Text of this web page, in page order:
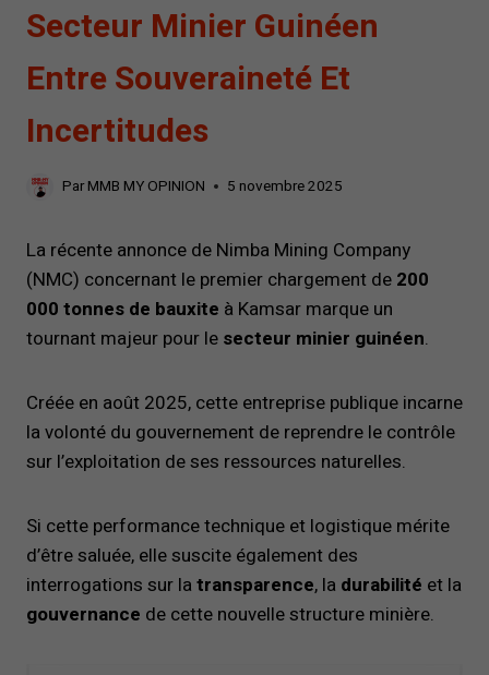
Secteur Minier Guinéen
Entre Souveraineté Et
Incertitudes
Par MMB MY OPINION 5 novembre 2025
La récente annonce de Nimba Mining Company
(NMC) concernant le premier chargement de 200
000 tonnes de bauxite à Kamsar marque un
tournant majeur pour le secteur minier guinéen.
Créée en août 2025, cette entreprise publique incarne
la volonté du gouvernement de reprendre le contrôle
sur l’exploitation de ses ressources naturelles.
Si cette performance technique et logistique mérite
d’être saluée, elle suscite également des
interrogations sur la transparence, la durabilité et la
gouvernance de cette nouvelle structure minière.